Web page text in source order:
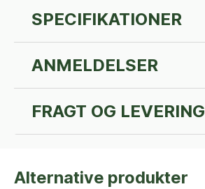
SPECIFIKATIONER
ANMELDELSER
FRAGT OG LEVERING
Alternative produkter